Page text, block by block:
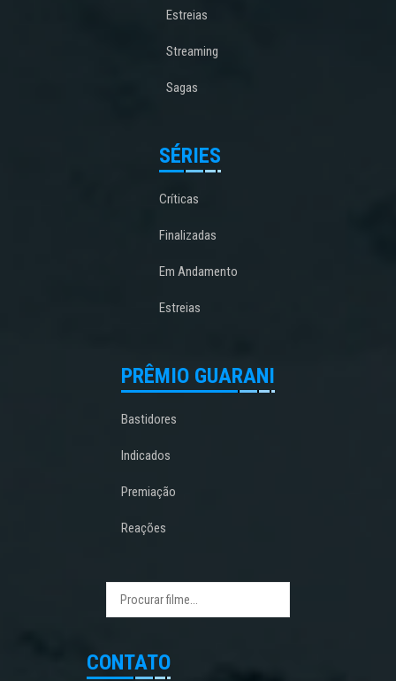
Estreias
Streaming
Sagas
SÉRIES
Críticas
Finalizadas
Em Andamento
Estreias
PRÊMIO GUARANI
Bastidores
Indicados
Premiação
Reações
CONTATO